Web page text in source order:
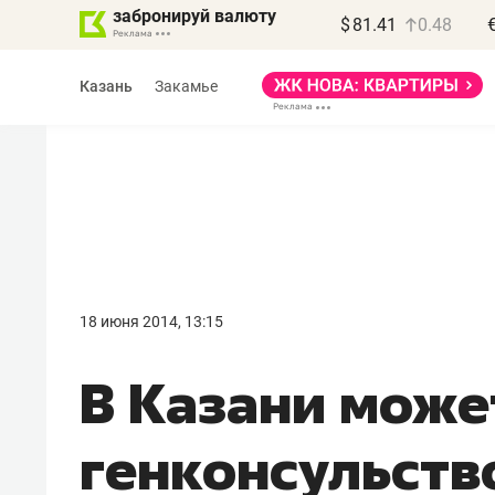
забронируй валюту $ 81.41 0.48
Казань Закамье
18 июня 2014, 13:15
В Казаниправил, бизнес может
потерять минимум